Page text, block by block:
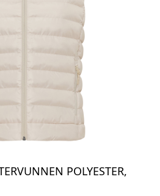
POLYESTER,